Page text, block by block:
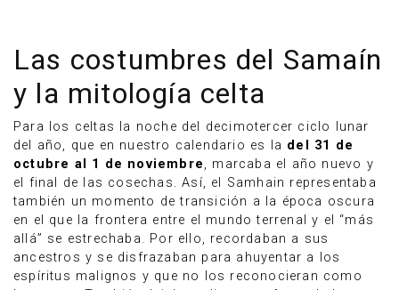
Las costumbres del Samaín
y la mitología celta
Para los celtas la noche del decimotercer ciclo lunar
del año, que en nuestro calendario es la del 31 de
octubre al 1 de noviembre, marcaba el año nuevo y
el final de las cosechas. Así, el Samhain representaba
también un momento de transición a la época oscura
en el que la frontera entre el mundo terrenal y el “más
allá” se estrechaba. Por ello, recordaban a sus
ancestros y se disfrazaban para ahuyentar a los
espíritus malignos y que no los reconocieran como